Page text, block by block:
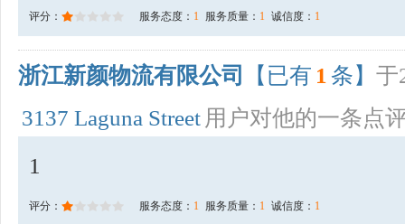
评分： 服务态度： 1 服务质量： 1 诚信度： 1
浙江新颜物流有限公司 【已有 1 条】 于
3137 Laguna Street 用户对他的一条点
1
评分： 服务态度： 1 服务质量： 1 诚信度： 1